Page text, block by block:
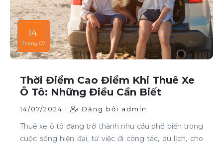
14
Tháng 07
Thời Điểm Cao Điểm Khi Thuê Xe
Ô Tô: Những Điều Cần Biết
14/07/2024 | Đăng bởi admin
Thuê xe ô tô đang trở thành nhu cầu phổ biến trong
cuộc sống hiện đại, từ việc đi công tác, du lịch, cho